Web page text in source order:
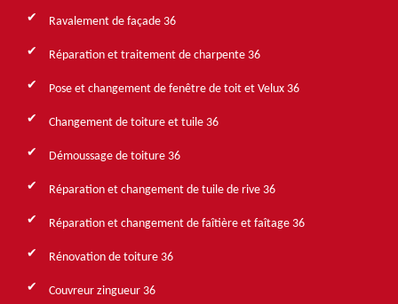
Ravalement de façade 36
Réparation et traitement de charpente 36
Pose et changement de fenêtre de toit et Velux 36
Changement de toiture et tuile 36
Démoussage de toiture 36
Réparation et changement de tuile de rive 36
Réparation et changement de faîtière et faîtage 36
Rénovation de toiture 36
Couvreur zingueur 36